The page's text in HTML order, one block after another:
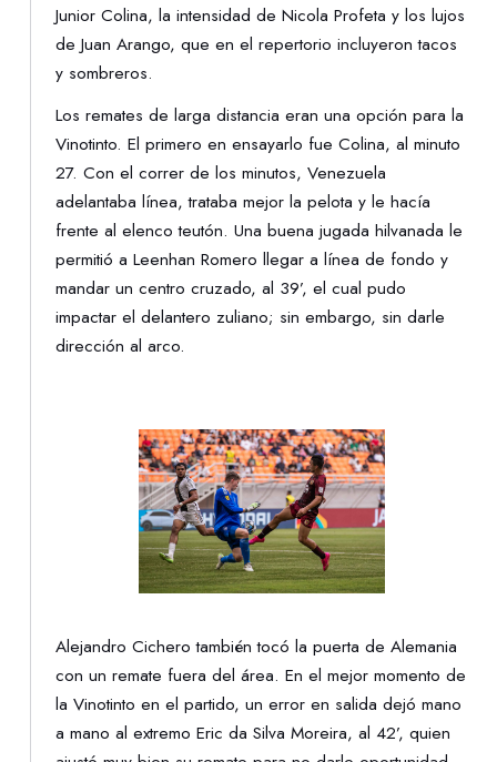
Junior Colina, la intensidad de Nicola Profeta y los lujos
de Juan Arango, que en el repertorio incluyeron tacos
y sombreros.
Los remates de larga distancia eran una opción para la
Vinotinto. El primero en ensayarlo fue Colina, al minuto
27. Con el correr de los minutos, Venezuela
adelantaba línea, trataba mejor la pelota y le hacía
frente al elenco teutón. Una buena jugada hilvanada le
permitió a Leenhan Romero llegar a línea de fondo y
mandar un centro cruzado, al 39’, el cual pudo
impactar el delantero zuliano; sin embargo, sin darle
dirección al arco.
Alejandro Cichero también tocó la puerta de Alemania
con un remate fuera del área. En el mejor momento de
la Vinotinto en el partido, un error en salida dejó mano
a mano al extremo Eric da Silva Moreira, al 42’, quien